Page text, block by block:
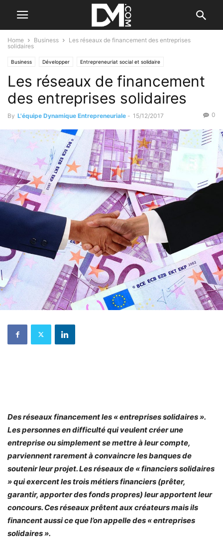
Home Business
Les réseaux de financement des entreprises
solidaires
Business Développer Entrepreneuriat social et solidaire
Les réseaux de financement
des entreprises solidaires
By L'équipe Dynamique Entrepreneuriale - 15/12/2017 0
Des réseaux financement les « entreprises solidaires ».
Les personnes en difficulté qui veulent créer une
entreprise ou simplement se mettre à leur compte,
parviennent rarement à convaincre les banques de
soutenir leur projet. Les réseaux de « financiers solidaires
» qui exercent les trois métiers financiers (prêter,
garantir, apporter des fonds propres) leur apportent leur
concours. Ces réseaux prêtent aux créateurs mais ils
financent aussi ce que l’on appelle des « entreprises
solidaires ».